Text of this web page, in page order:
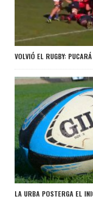
VOLVIÓ EL RUGBY:
LA URBA POSTERGA EL